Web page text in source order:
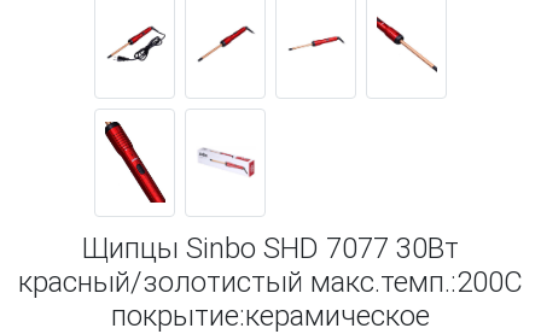
Щипцы Sinbo SHD 7077 30Вт
красный/золотистый макс.темп.:200С
покрытие:керамическое